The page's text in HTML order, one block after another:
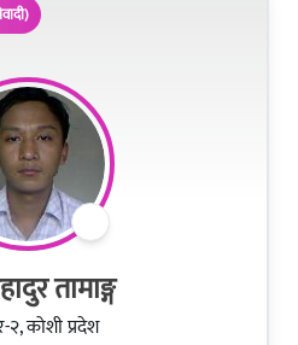
तामाङ्ग
कोशी प्रदेश